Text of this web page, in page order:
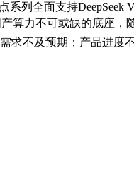
列全面支持
算力不可或缺的底座
不及预期；产品进度